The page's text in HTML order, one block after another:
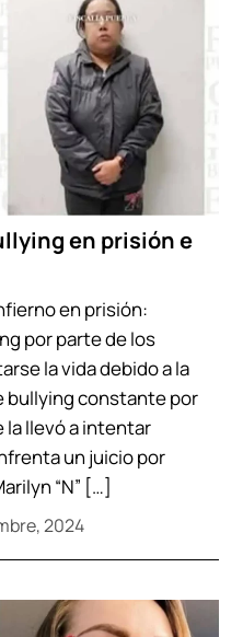
en prisión e
2024
en prisión:
por parte de los
la vida debido a la
bullying constante por
la llevó a intentar
un juicio por
“N” […]